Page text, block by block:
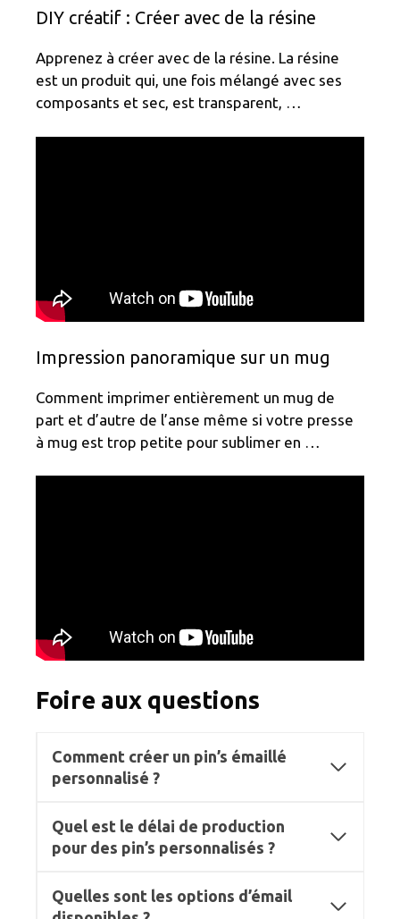
DIY créatif : Créer avec de la résine
Apprenez à créer avec de la résine. La résine
est un produit qui, une fois mélangé avec ses
composants et sec, est transparent, …
Impression panoramique sur un mug
Comment imprimer entièrement un mug de
part et d’autre de l’anse même si votre presse
à mug est trop petite pour sublimer en …
Foire aux questions
Comment créer un pin’s émaillé
personnalisé ?
Quel est le délai de production
pour des pin’s personnalisés ?
Quelles sont les options d’émail